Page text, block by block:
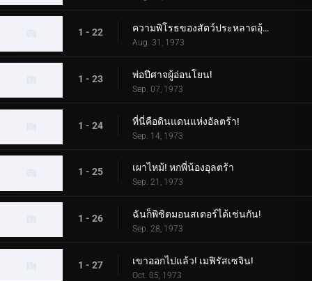
1 - 22 ความพิโรธของสัตว์ประหลาดอุ้มเด็ก!
Aug. 31, 1973
1 - 23 พ่อปีศาจผู้อ่อนโยน!
Sep. 07, 1973
1 - 24 ที่นี่คือดินแดนแห่งอัลตร้า!
Sep. 14, 1973
1 - 25 เผาไหม้! หกพี่น้องอุลตร้า
Sep. 21, 1973
1 - 26 ฉันก็พิชิตมอนสเตอร์ได้เช่นกัน!
Sep. 28, 1973
1 - 27 เขาออกไปแล้ว! เมฟิรัสเซจิน!
Oct. 05, 1973